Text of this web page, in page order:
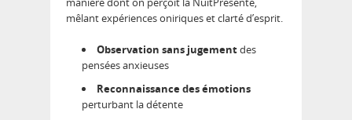
mêlant expériences oniriques et clarté d’esprit.
Observation sans jugementdes
pensées anxieuses
Reconnaissance des émotions
perturbant la détente